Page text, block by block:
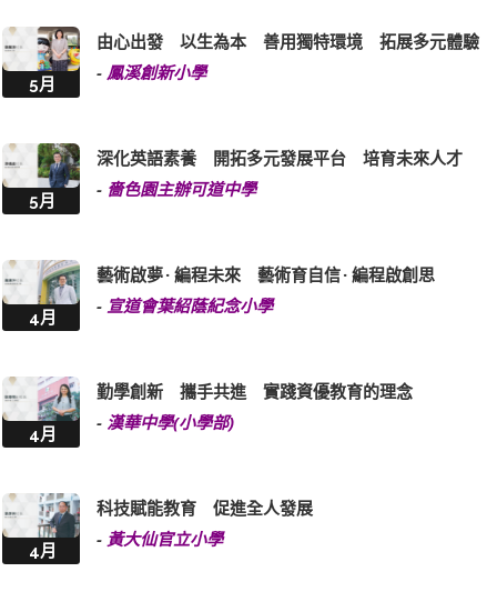
5月
由心出發 以生為本 善用獨特環境 拓展多元體驗
- 鳳溪創新小學
5月
深化英語素養 開拓多元發展平台 培育未來人才
- 嗇色園主辦可道中學
4月
藝術啟夢 · 編程未來 藝術育自信 · 編程啟創思
- 宣道會葉紹蔭紀念小學
4月
勤學創新 攜手共進 實踐資優教育的理念
- 漢華中學(小學部)
4月
科技賦能教育 促進全人發展
- 黃大仙官立小學